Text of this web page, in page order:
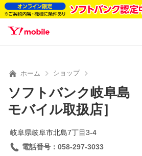
SEARCH
ホーム ショップ
ソフトバンク岐阜島
モバイル取扱店］
岐阜県岐阜市北島7丁目3‐4
電話番号：058-297-3033